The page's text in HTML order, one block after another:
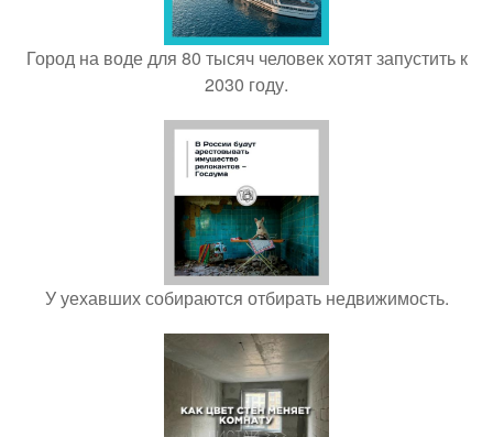
Город на воде для 80 тысяч человек хотят запустить к
2030 году.
У уехавших собираются отбирать недвижимость.